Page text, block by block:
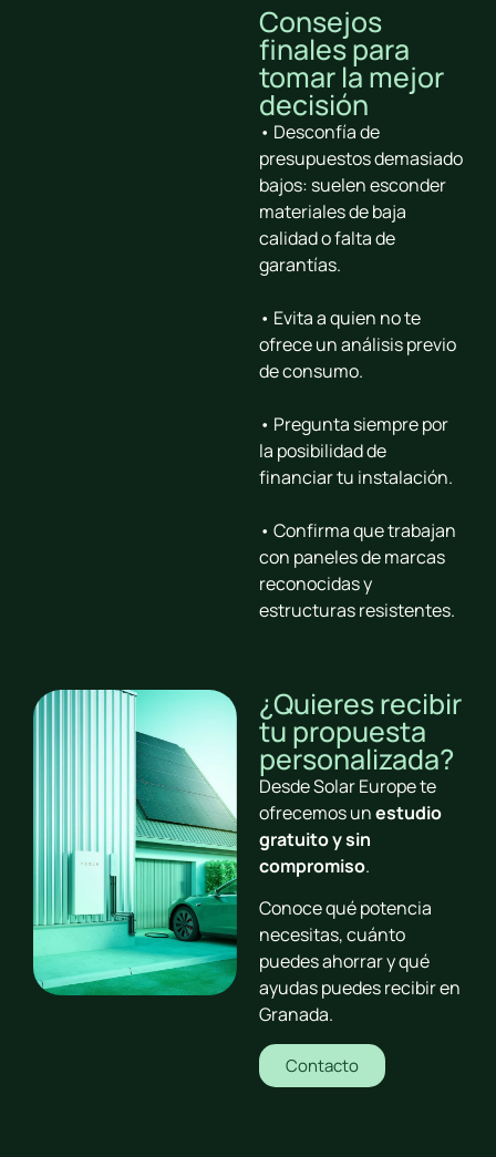
Consejos
finales para
tomar la mejor
decisión
• Desconfía de
presupuestos demasiado
bajos: suelen esconder
materiales de baja
calidad o falta de
garantías.
• Evita a quien no te
ofrece un análisis previo
de consumo.
• Pregunta siempre por
la posibilidad de
financiar tu instalación.
• Confirma que trabajan
con paneles de marcas
reconocidas y
estructuras resistentes.
¿Quieres recibir
tu propuesta
personalizada?
Desde Solar Europe te
ofrecemos unestudio
gratuito y sin
compromiso.
Conoce qué potencia
necesitas, cuánto
puedes ahorrar y qué
ayudas puedes recibir en
Granada.
Contacto